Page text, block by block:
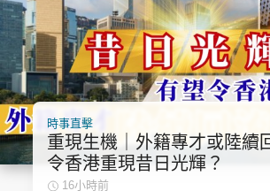
頭條搵工 EDUPLUS
關於我們
聯絡我們
使用條款
版權及免責聲明
時事直擊
重現生機｜外籍專才或陸
令香港重現昔日光輝？
16小時前